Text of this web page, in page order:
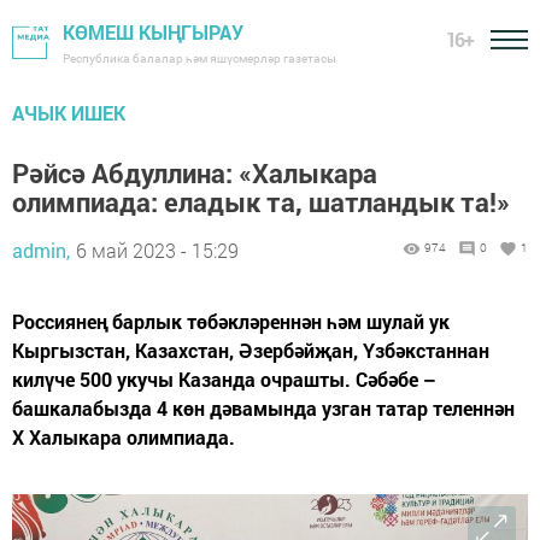
КӨМЕШ КЫҢГЫРАУ
Республика балалар һәм яшүсмерләр газетасы
16+
АЧЫК ИШЕК
Рәйсә Абдуллина: «Халыкара
олимпиада: еладык та, шатландык та!»
admin, 6 май 2023 - 15:29 974 0 1
Россиянең барлык төбәкләреннән һәм шулай ук
Кыргызстан, Казахстан, Әзербәйҗан, Үзбәкстаннан
килүче 500 укучы Казанда очрашты. Сәбәбе –
башкалабызда 4 көн дәвамында узган татар теленнән
X Халыкара олимпиада.